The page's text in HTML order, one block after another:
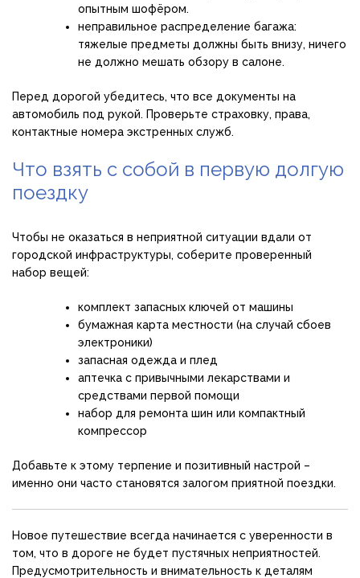
опытным шофёром.
неправильное распределение багажа:
тяжелые предметы должны быть внизу, ничего
не должно мешать обзору в салоне.
Перед дорогой убедитесь, что все документы на
автомобиль под рукой. Проверьте страховку, права,
контактные номера экстренных служб.
Что взять с собой в первую долгую
поездку
Чтобы не оказаться в неприятной ситуации вдали от
городской инфраструктуры, соберите проверенный
набор вещей:
комплект запасных ключей от машины
бумажная карта местности (на случай сбоев
электроники)
запасная одежда и плед
аптечка с привычными лекарствами и
средствами первой помощи
набор для ремонта шин или компактный
компрессор
Добавьте к этому терпение и позитивный настрой –
именно они часто становятся залогом приятной поездки.
Новое путешествие всегда начинается с уверенности в
том, что в дороге не будет пустячных неприятностей.
Предусмотрительность и внимательность к деталям